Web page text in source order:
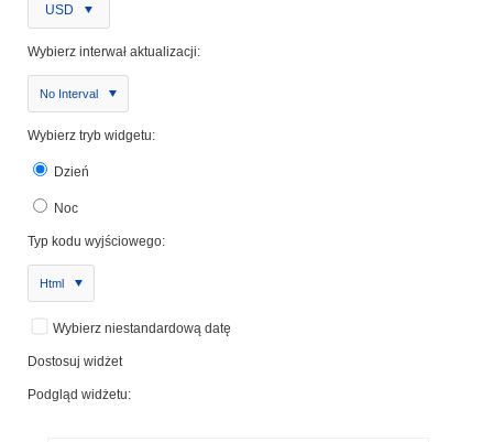
USD
Wybierz interwał aktualizacji:
No Interval
Wybierz tryb widgetu:
Dzień
Noc
Typ kodu wyjściowego:
Html
Wybierz niestandardową datę
Dostosuj widżet
Podgląd widżetu: